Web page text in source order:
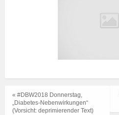
« #DBW2018 Donnerstag,
„Diabetes-Nebenwirkungen“
(Vorsicht: deprimierender Text)